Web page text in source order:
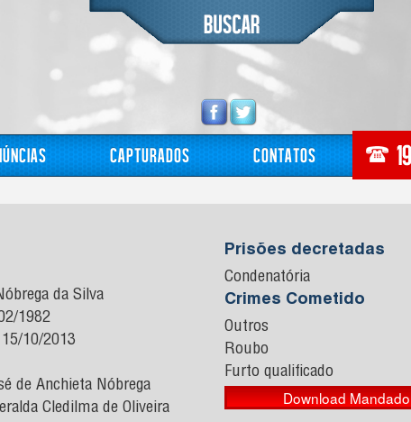
Capturados Contatos
da Silva
1982
15/10/2013
de Anchieta Nóbrega
Cledilma de Oliveira
Prisões decretadas
Condenatória
Crimes Cometido
Outros
Roubo
Furto qualificado
Download Mandado